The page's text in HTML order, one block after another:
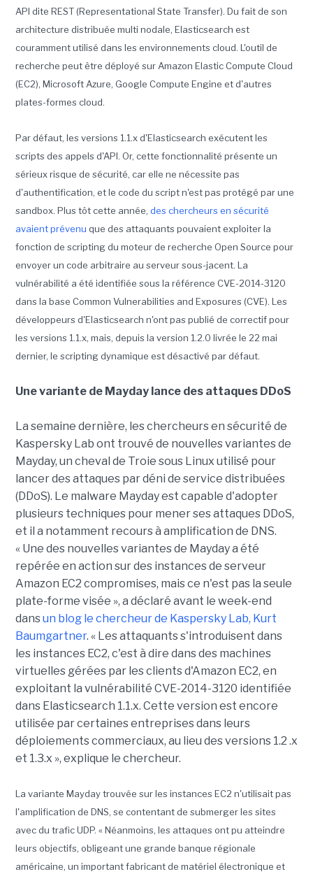
API dite REST (Representational State Transfer). Du fait de son
architecture distribuée multi nodale, Elasticsearch est
couramment utilisé dans les environnements cloud. L'outil de
recherche peut être déployé sur Amazon Elastic Compute Cloud
(EC2), Microsoft Azure, Google Compute Engine et d'autres
plates-formes cloud.
Par défaut, les versions 1.1.x d'Elasticsearch exécutent les
scripts des appels d'API. Or, cette fonctionnalité présente un
sérieux risque de sécurité, car elle ne nécessite pas
d'authentification, et le code du script n'est pas protégé par une
sandbox. Plus tôt cette année, des chercheurs en sécurité
avaient prévenu que des attaquants pouvaient exploiter la
fonction de scripting du moteur de recherche Open Source pour
envoyer un code arbitraire au serveur sous-jacent. La
vulnérabilité a été identifiée sous la référence CVE-2014-3120
dans la base Common Vulnerabilities and Exposures (CVE). Les
développeurs d'Elasticsearch n'ont pas publié de correctif pour
les versions 1.1.x, mais, depuis la version 1.2.0 livrée le 22 mai
dernier, le scripting dynamique est désactivé par défaut.
Une variante de Mayday lance des attaques DDoS
La semaine dernière, les chercheurs en sécurité de
Kaspersky Lab ont trouvé de nouvelles variantes de
Mayday, un cheval de Troie sous Linux utilisé pour
lancer des attaques par déni de service distribuées
(DDoS). Le malware Mayday est capable d'adopter
plusieurs techniques pour mener ses attaques DDoS,
et il a notamment recours à amplification de DNS.
« Une des nouvelles variantes de Mayday a été
repérée en action sur des instances de serveur
Amazon EC2 compromises, mais ce n'est pas la seule
plate-forme visée », a déclaré avant le week-end
dansun blog le chercheur de Kaspersky Lab, Kurt
Baumgartner. « Les attaquants s'introduisent dans
les instances EC2, c'est à dire dans des machines
virtuelles gérées par les clients d'Amazon EC2, en
exploitant la vulnérabilité CVE-2014-3120 identifiée
dans Elasticsearch 1.1.x. Cette version est encore
utilisée par certaines entreprises dans leurs
déploiements commerciaux, au lieu des versions 1.2 .x
et 1.3.x », explique le chercheur.
La variante Mayday trouvée sur les instances EC2 n'utilisait pas
l'amplification de DNS, se contentant de submerger les sites
avec du trafic UDP. « Néanmoins, les attaques ont pu atteindre
leurs objectifs, obligeant une grande banque régionale
américaine, un important fabricant de matériel électronique et